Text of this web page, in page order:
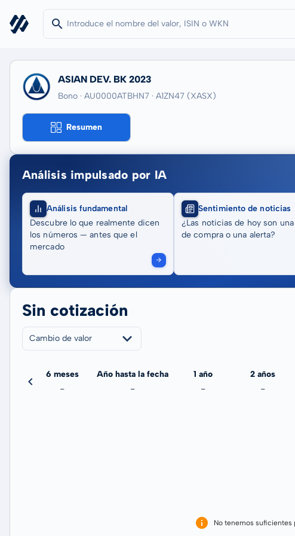
ASIAN DEV. BK 2023
Bono · AU0000ATBHN7 · A1ZN47 (XASX)
Resumen
Análisis impulsado por IA
Análisis fundamental
Descubre lo que realmente dicen
los números — antes que el
mercado
Sentimiento de noticias
¿Las noticias de hoy son una
de compra o una alerta?
Sin cotización
Cambio de valor
6 meses
-
Año hasta la fecha
-
1 año
-
2 años
-
No tenemos suficientes